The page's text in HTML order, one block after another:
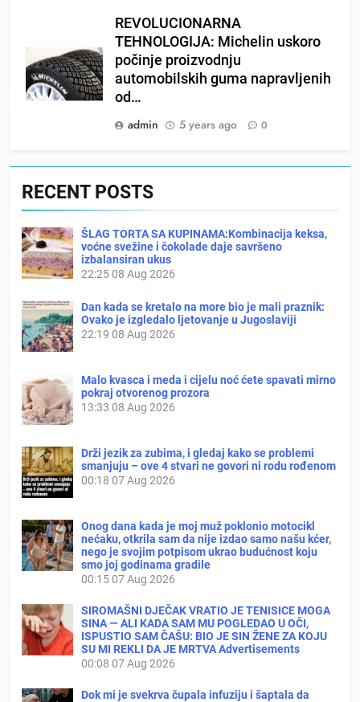
REVOLUCIONARNA
TEHNOLOGIJA: Michelin uskoro
počinje proizvodnju
automobilskih guma napravljenih
od…
admin
5 years ago 0
RECENT POSTS
ŠLAG TORTA SA KUPINAMA:Kombinacija keksa,
voćne svežine i čokolade daje savršeno
izbalansiran ukus
22:2508 Aug 2026
Dan kada se kretalo na more bio je mali praznik:
Ovako je izgledalo ljetovanje u Jugoslaviji
22:19 08 Aug 2026
Malo kvasca i meda i cijelu noć ćete spavati mirno
pokraj otvorenog prozora
13:33 08 Aug 2026
Drži jezik za zubima, i gledaj kako se problemi
smanjuju – ove 4 stvari ne govori ni rodu rođenom
00:18 07 Aug 2026
Onog dana kada je moj muž poklonio motocikl
nećaku, otkrila sam da nije izdao samo našu kćer,
nego je svojim potpisom ukrao budućnost koju
smo joj godinama gradile
00:1507 Aug 2026
SIROMAŠNI DJEČAK VRATIO JE TENISICE MOGA
SINA — ALI KADA SAM MU POGLEDAO U OČI,
ISPUSTIO SAM ČAŠU: BIO JE SIN ŽENE ZA KOJU
SU MI REKLI DA JE MRTVA Advertisements
00:08 07 Aug 2026
Dok mi je svekrva čupala infuziju i šaptala da